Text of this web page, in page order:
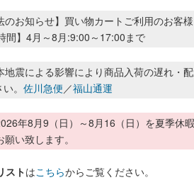
のお知らせ】買い物カートご利用のお客
間】4月～8月:9:00～17:00まで
地震による影響により商品入荷の遅れ・
。 佐川急便／福山通運
年8月9（日）～8月16（日）を夏季休
い致します。
ストはこちらからご覧ください。